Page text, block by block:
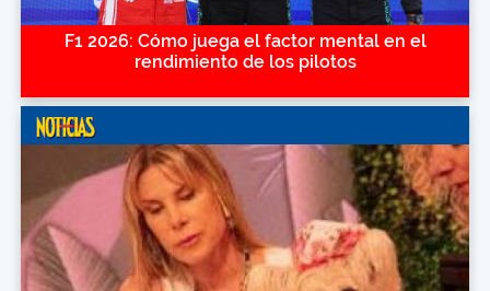
F1 2026: Cómo juega el factor mental en el
rendimiento de los pilotos